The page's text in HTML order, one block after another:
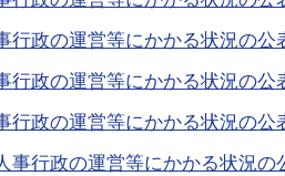
行政の運営等にかかる状況の公
行政の運営等にかかる状況の公
行政の運営等にかかる状況の公
行政の運営等にかかる状況の